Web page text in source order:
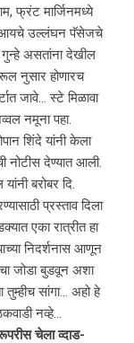
फ्रंट मार्जिनमध्ये
उल्लंघन पॅसेजचे
असतांना देखील
नुसार होणारच
जावे… स्टे मिळावा
नमूना पहा.
शिंदे यांनी केला
नोटीस देण्यात आली.
बरोबर दि.
प्रस्ताव दिला
एका रात्रीत हा
निदर्शनास आणून
जोडा बुडवून अशा
तुम्हीच सांगा… अहो हे
नव्हे…
चेला व्दाड-